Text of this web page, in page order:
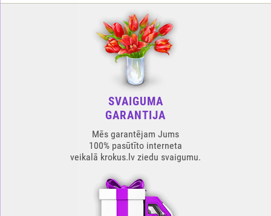
SVAIGUMA
GARANTIJA
Mēs garantējam Jums
100% pasūtīto interneta
veikalā krokus.lv ziedu svaigumu.